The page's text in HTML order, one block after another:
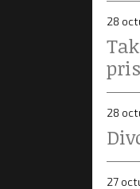
28
28
27